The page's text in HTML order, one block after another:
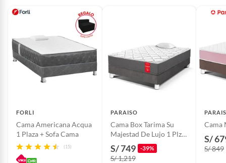
Espacio entre suelo y
base
6 cm
Tipo de ensamblado Totalmente ensamblado
FORLI
Cama Americana Acqua
1 Plaza + Sofa Cama
(15)
PARAISO
Cama Box Tarima Su
Majestad De Lujo 1 Plz
Acero + 1 Almohada +
Protector
S/ 749 -39%
S/ 1,219
Cama
S/
S/ 849